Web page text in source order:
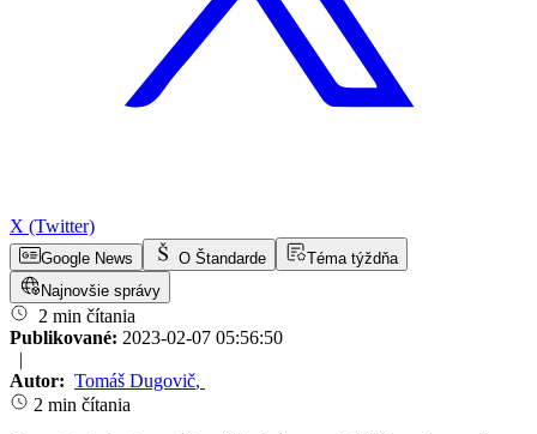
X (Twitter)
Google News O Štandarde
Téma týždňa
Najnovšie správy
2 min čítania
Publikované: 2023-02-07 05:56:50
|
Autor: Tomáš Dugovič,
2 min čítania